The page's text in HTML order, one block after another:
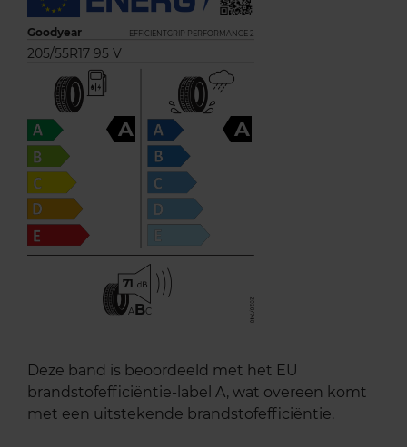
Goodyear EFFICIENTGRIP PERFORMANCE 2
205/55R17 95 V
A A
71
ABC
Deze band is beoordeeld met het EU
brandstofefficiëntie-label A, wat overeen komt
met een uitstekende brandstofefficiëntie.